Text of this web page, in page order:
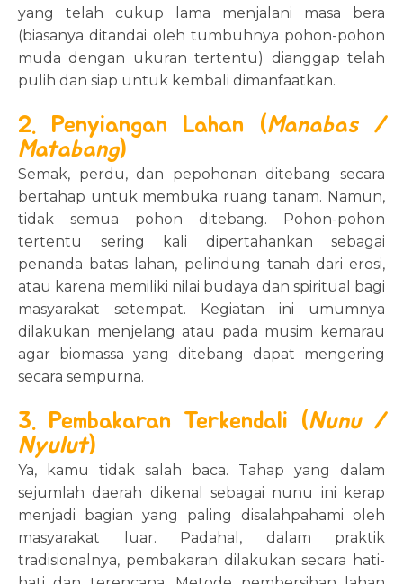
yang telah cukup lama menjalani masa bera
(biasanya ditandai oleh tumbuhnya pohon-pohon
muda dengan ukuran tertentu) dianggap telah
pulih dan siap untuk kembali dimanfaatkan.
2. Penyiangan Lahan (Manabas /
Matabang)
Semak, perdu, dan pepohonan ditebang secara
bertahap untuk membuka ruang tanam. Namun,
tidak semua pohon ditebang. Pohon-pohon
tertentu sering kali dipertahankan sebagai
penanda batas lahan, pelindung tanah dari erosi,
atau karena memiliki nilai budaya dan spiritual bagi
masyarakat setempat. Kegiatan ini umumnya
dilakukan menjelang atau pada musim kemarau
agar biomassa yang ditebang dapat mengering
secara sempurna.
3. Pembakaran Terkendali (Nunu /
Nyulut)
Ya, kamu tidak salah baca. Tahap yang dalam
sejumlah daerah dikenal sebagai nunu ini kerap
menjadi bagian yang paling disalahpahami oleh
masyarakat luar. Padahal, dalam praktik
tradisionalnya, pembakaran dilakukan secara hati-